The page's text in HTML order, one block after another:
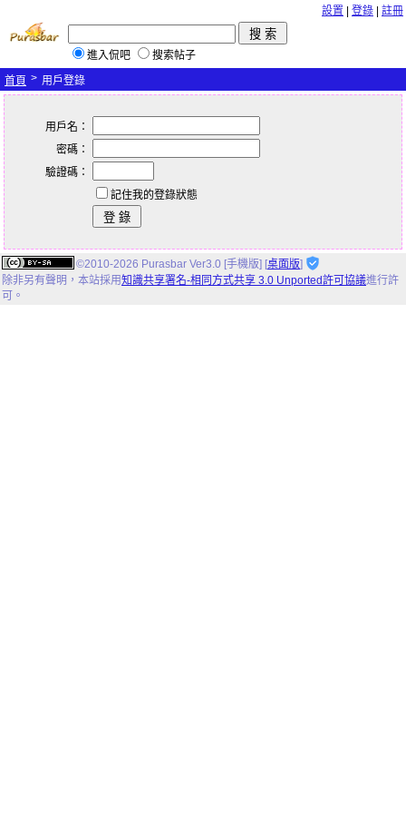
設置 登錄 註冊
進入侃吧
搜索帖子
首頁 > 用戶登錄
用戶名：
密碼：
驗證碼：
記住我的登錄狀態
©2010-2026 Purasbar Ver3.0 [手機版] [桌面版]
除非另有聲明， 本站採用知識共享署名-相同方式共享 3.0 Unported許可協議進行許
可。